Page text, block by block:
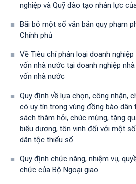
nghiệp và Quỹ đào tạo nhân lực
Bãi bỏ một số văn bản quy phạm
Chính phủ
Về Tiêu chí phân loại doanh
vốn nhà nước tại doanh nghiệp
vốn nhà nước
Quy định về lựa chọn, công nhận,
có uy tín trong vùng đồng bào dân
sách thăm hỏi, chúc mừng, tặng
biểu dương, tôn vinh đối với một
dân tộc thiểu số
Quy định chức năng, nhiệm vụ,
chức của Bộ Ngoại giao